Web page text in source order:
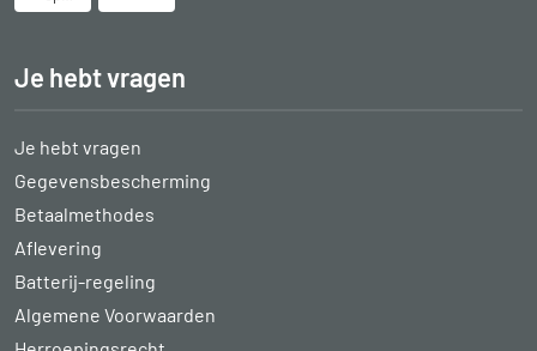
rekening
Je hebt vragen
Je hebt vragen
Gegevensbescherming
Betaalmethodes
Aflevering
Batterij-regeling
Algemene Voorwaarden